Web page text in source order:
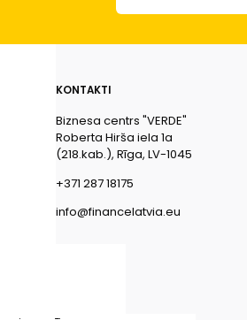
KONTAKTI
Biznesa centrs "VERDE"
Roberta Hirša iela 1a
(218.kab.), Rīga, LV-1045
+371 287 18175
info@financelatvia.eu